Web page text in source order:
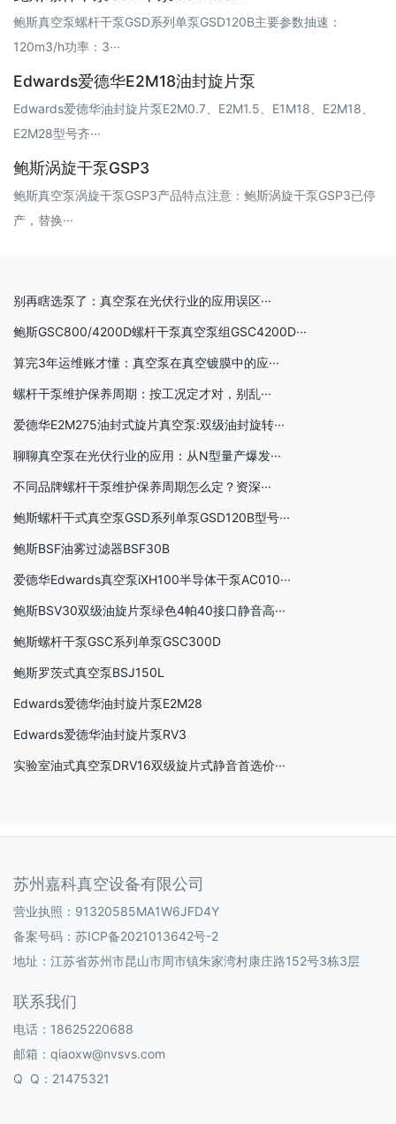
鲍斯真空泵螺杆干泵GSD系列单泵GSD120B主要参数抽速：
120m3/h功率：3···
Edwards爱德华E2M18油封旋片泵
Edwards爱德华油封旋片泵E2M0.7、E2M1.5、E1M18、E2M18、
E2M28型号齐···
鲍斯涡旋干泵GSP3
鲍斯真空泵涡旋干泵GSP3产品特点注意：鲍斯涡旋干泵GSP3已停
产，替换···
别再瞎选泵了：真空泵在光伏行业的应用误区···
鲍斯GSC800/4200D螺杆干泵真空泵组GSC4200D···
算完3年运维账才懂：真空泵在真空镀膜中的应···
螺杆干泵维护保养周期：按工况定才对，别乱···
爱德华E2M275油封式旋片真空泵:双级油封旋转···
聊聊真空泵在光伏行业的应用：从N型量产爆发···
不同品牌螺杆干泵维护保养周期怎么定？资深···
鲍斯螺杆干式真空泵GSD系列单泵GSD120B型号···
鲍斯BSF油雾过滤器BSF30B
爱德华Edwards真空泵iXH100半导体干泵AC010···
鲍斯BSV30双级油旋片泵绿色4帕40接口静音高···
鲍斯螺杆干泵GSC系列单泵GSC300D
鲍斯罗茨式真空泵BSJ150L
Edwards爱德华油封旋片泵E2M28
Edwards爱德华油封旋片泵RV3
实验室油式真空泵DRV16双级旋片式静音首选价···
苏州嘉科真空设备有限公司
营业执照：91320585MA1W6JFD4Y
备案号码： 苏ICP备2021013642号-2
地址：江苏省苏州市昆山市周市镇朱家湾村康庄路152号3栋3层
联系我们
电话：18625220688
邮箱：qiaoxw@nvsvs.com
Q Q：21475321